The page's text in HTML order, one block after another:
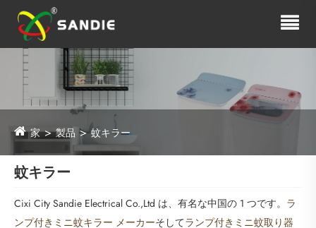
家 製品 蚊キラー
蚊キラー
Cixi City Sandie Electrical Co.,Ltd は、有名な中国の 1 つです。 ラ
ンプ付きミニ蚊キラー メーカーそしてランプ付きミニ蚊取り器